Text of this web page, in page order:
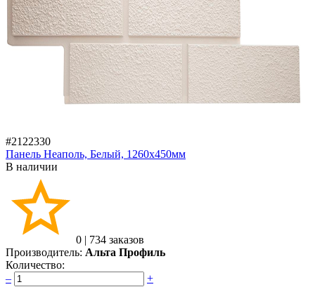
#2122330
Панель Неаполь, Белый, 1260х450мм
В наличии
0 | 734 заказов
Производитель: Альта Профиль
Количество:
–
+